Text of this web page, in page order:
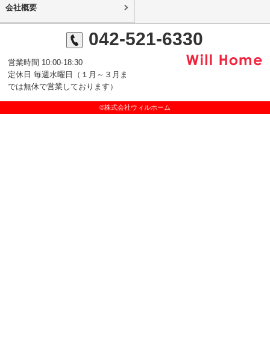
会社概要
042-521-6330
営業時間 10:00-18:30
定休日 毎週水曜日（１月～３月ま
では無休で営業しております）
©株式会社ウィルホーム